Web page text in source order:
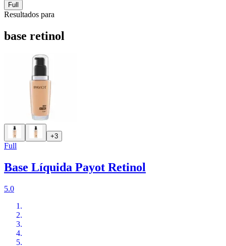
Full
Resultados para
base retinol
+3
Full
Base Líquida Payot Retinol
5.0